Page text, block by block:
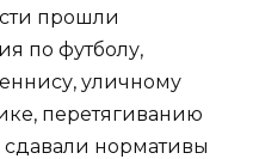
прошли
по футболу,
уличному
перетягиванию
сдавали нормативы